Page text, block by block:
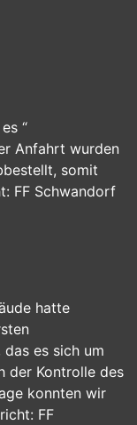
“
Anfahrt wurden
somit
FF Schwandorf
hatte
es sich um
der Kontrolle des
konnten wir
FF